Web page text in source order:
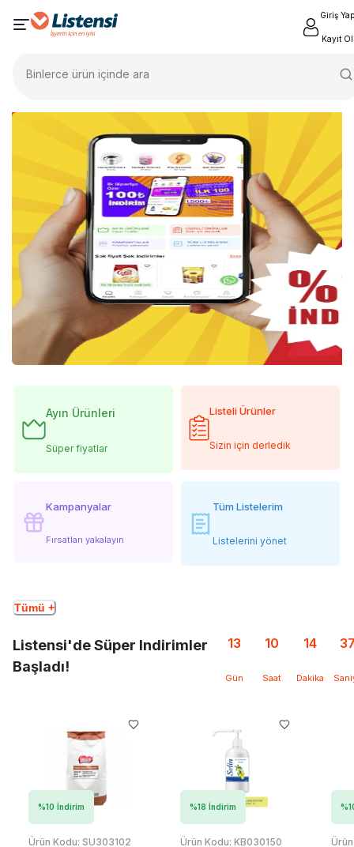
Giriş Yap
Kayıt Ol
Binlerce ürün içinde ara
Ayın Ürünleri
Süper fiyatlar
Listeli Ürünler
Sizin için derledik
Kampanyalar
Fırsatları yakalayın
Tüm Listelerim
Listelerini yönet
Tümü +
Listensi'de Süper Indirimler
Başladı!
13
Gün
10
Saat
14
Dakika
%10 İndirim
Ürün Kodu: SU303102
%18 İndirim
Ürün Kodu: KB030150
%